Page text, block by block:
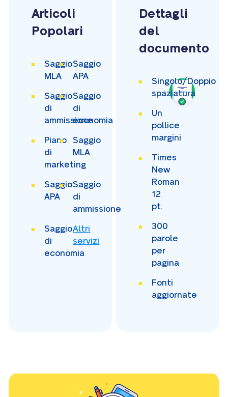
Articoli
Popolari
Saggio
MLA
Saggio
APA
Saggio
di
ammissione
Saggio
di
economia
Piano
di
marketing
Saggio
MLA
Saggio
APA
Saggio
di
ammissione
Saggio
di
economia
Altri
servizi
Dettagli
del
documento
Singolo/Doppio
spaziatura
Un
pollice
margini
Times
New
Roman
12
pt.
300
parole
per
pagina
Fonti
aggiornate